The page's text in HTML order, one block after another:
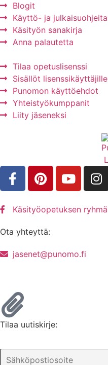
Blogit
Käyttö- ja julkaisuohjeita
Käsityön sanakirja
Anna palautetta
Tilaa opetuslisenssi
Sisällöt lisenssikäyttäjille
Punomon käyttöehdot
Yhteistyökumppanit
Liity jäseneksi
Käsityöopetuksen ryhmä
Ota yhteyttä:
jasenet@punomo.fi
Tilaa uutiskirje: